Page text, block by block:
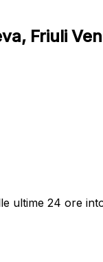
Friuli
ultime 24 ore